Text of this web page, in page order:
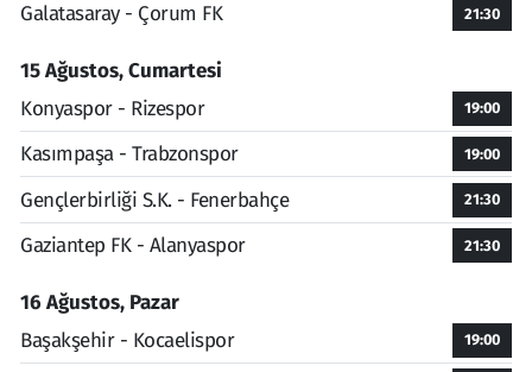
Galatasaray - Çorum FK
21:30
15 Ağustos, Cumartesi
Konyaspor - Rizespor
19:00
Kasımpaşa - Trabzonspor 19:00
Gençlerbirliği S.K. - Fenerbahçe 21:30
Gaziantep FK - Alanyaspor 21:30
16 Ağustos, Pazar
Başakşehir - Kocaelispor
19:00